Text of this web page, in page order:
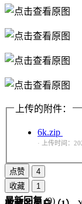
上传的附件：
6k.zip
点赞
4
收藏
1
最新回复(0)